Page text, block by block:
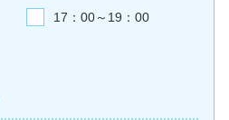
17：00～19：00